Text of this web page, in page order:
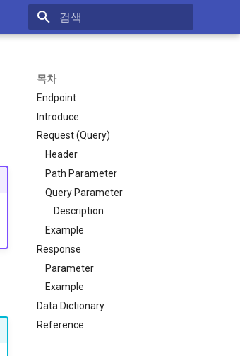
목차
Endpoint
Introduce
Request (Query)
Header
Path Parameter
Query Parameter
Description
Example
Response
Parameter
Example
Data Dictionary
Reference